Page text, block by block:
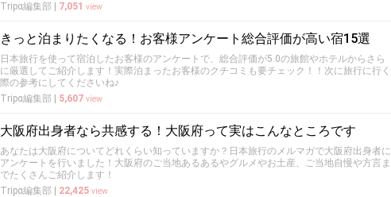
Tripα編集部
7,051 view
きっと泊まりたくなる！お客様アンケート総合評価が高い宿15選
日本旅行を使って宿泊したお客様のアンケートで、総合評価が5.0の旅館やホテルからさら
に厳選してご紹介します！実際泊まったお客様のクチコミも要チェック！！次に旅行に行く
際の参考にしてくださいね♪
Tripα編集部
5,607 view
大阪府出身者なら共感する！大阪府って実はこんなところです
あなたは大阪府についてどれくらい知っていますか？日本旅行のメルマガで大阪府出身者に
アンケートを行いました！大阪府のご当地あるあるやグルメやお土産、ご当地自慢や方言ま
でたくさんご紹介します！
Tripα編集部
22,425 view